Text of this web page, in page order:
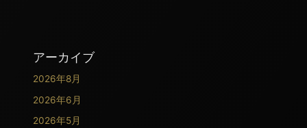
アーカイブ
2026年8月
2026年6月
2026年5月